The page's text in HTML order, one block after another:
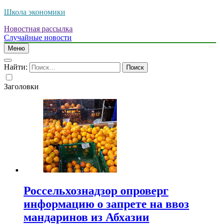
Школа экономики
Новостная рассылка
Случайные новости
Меню
Найти:
Заголовки
Россельхознадзор опроверг
информацию о запрете на ввоз
мандаринов из Абхазии